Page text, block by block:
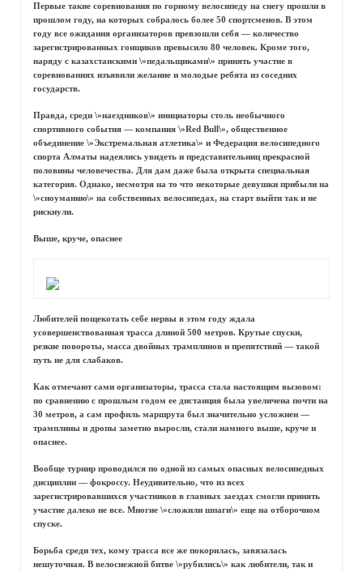
Первые такие соревнования по горному велосипеду на снегу прошли в
прошлом году, на которых собралось более 50 спортсменов. В этом
году все ожидания организаторов превзошли себя — количество
зарегистрированных гонщиков превысило 80 человек. Кроме того,
наряду с казахстанскими \»педальщиками\» принять участие в
соревнованиях изъявили желание и молодые ребята из соседних
государств.
Правда, среди \»наездников\» инициаторы столь необычного
спортивного события — компания \»Red Bull\», общественное
объединение \»Экстремальная атлетика\» и Федерация велосипедного
спорта Алматы надеялись увидеть и представительниц прекрасной
половины человечества. Для дам даже была открыта специальная
категория. Однако, несмотря на то что некоторые девушки прибыли на
\»сноуманию\» на собственных велосипедах, на старт выйти так и не
рискнули.
Выше, круче, опаснее
Любителей пощекотать себе нервы в этом году ждала
усовершенствованная трасса длиной 500 метров. Крутые спуски,
резкие повороты, масса двойных трамплинов и препятствий — такой
путь не для слабаков.
Как отмечают сами организаторы, трасса стала настоящим вызовом:
по сравнению с прошлым годом ее дистанция была увеличена почти на
30 метров, а сам профиль маршрута был значительно усложнен —
трамплины и дропы заметно выросли, стали намного выше, круче и
опаснее.
Вообще турнир проводился по одной из самых опасных велосипедных
дисциплин — фокроссу. Неудивительно, что из всех
зарегистрировавшихся участников в главных заездах смогли принять
участие далеко не все. Многие \»сложили шпаги\» еще на отборочном
спуске.
Борьба среди тех, кому трасса все же покорилась, завязалась
нешуточная. В велоснежной битве \»рубились\» как любители, так и